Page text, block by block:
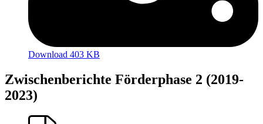
Download 403 KB
Zwischenberichte Förderphase 2 (2019-
2023)